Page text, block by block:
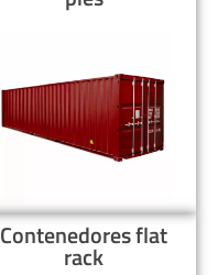
Contenedores flat
rack